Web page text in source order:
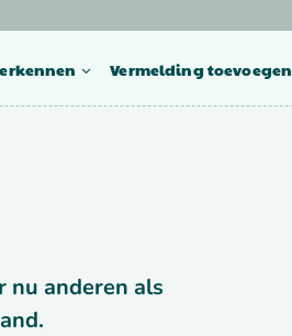
Vermelding toevoegen
nu anderen als